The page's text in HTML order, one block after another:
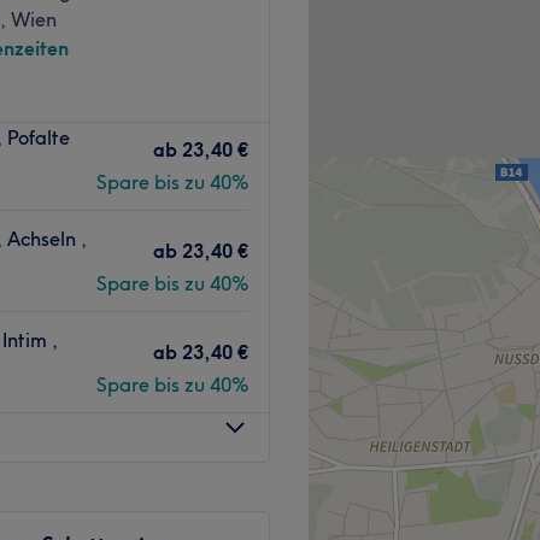
& Pediküre, dauerhafte
Skeyndor, Gehwohl,
kostenloses WLAN.
verwöhnen lassen? Dann
Skinbeautique in Wiens
Salon bietet tolle
inklusive
an öffentliche
Wien
Pofalte
ab 23,40 €
Spare bis zu 40%
,
ab 23,40 €
Spare bis zu 40%
,
ab 23,40 €
Spare bis zu 40%